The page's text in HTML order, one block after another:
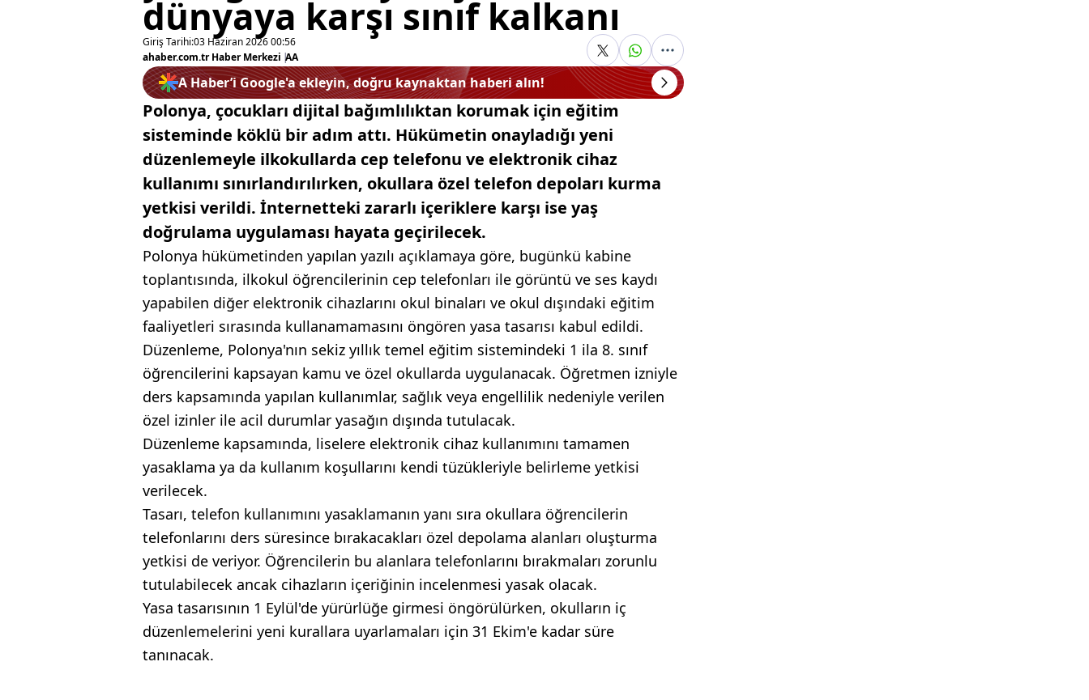
dünyaya karşı sınıf kalkanı
Giriş Tarihi:03 Haziran 2026 00:56
ahaber.com.tr Haber Merkezi |AA
A Haber’i Google'a ekleyin, doğru kaynaktan haberi alın!
Polonya, çocukları dijital bağımlılıktan korumak için eğitim
sisteminde köklü bir adım attı. Hükümetin onayladığı yeni
düzenlemeyle ilkokullarda cep telefonu ve elektronik cihaz
kullanımı sınırlandırılırken, okullara özel telefon depoları kurma
yetkisi verildi. İnternetteki zararlı içeriklere karşı ise yaş
doğrulama uygulaması hayata geçirilecek.
Polonya hükümetinden yapılan yazılı açıklamaya göre, bugünkü kabine
toplantısında, ilkokul öğrencilerinin cep telefonları ile görüntü ve ses kaydı
yapabilen diğer elektronik cihazlarını okul binaları ve okul dışındaki eğitim
faaliyetleri sırasında kullanamamasını öngören yasa tasarısı kabul edildi.
Düzenleme, Polonya'nın sekiz yıllık temel eğitim sistemindeki 1 ila 8. sınıf
öğrencilerini kapsayan kamu ve özel okullarda uygulanacak. Öğretmen izniyle
ders kapsamında yapılan kullanımlar, sağlık veya engellilik nedeniyle verilen
özel izinler ile acil durumlar yasağın dışında tutulacak.
Düzenleme kapsamında, liselere elektronik cihaz kullanımını tamamen
yasaklama ya da kullanım koşullarını kendi tüzükleriyle belirleme yetkisi
verilecek.
Tasarı, telefon kullanımını yasaklamanın yanı sıra okullara öğrencilerin
telefonlarını ders süresince bırakacakları özel depolama alanları oluşturma
yetkisi de veriyor. Öğrencilerin bu alanlara telefonlarını bırakmaları zorunlu
tutulabilecek ancak cihazların içeriğinin incelenmesi yasak olacak.
Yasa tasarısının 1 Eylül'de yürürlüğe girmesi öngörülürken, okulların iç
düzenlemelerini yeni kurallara uyarlamaları için 31 Ekim'e kadar süre
tanınacak.